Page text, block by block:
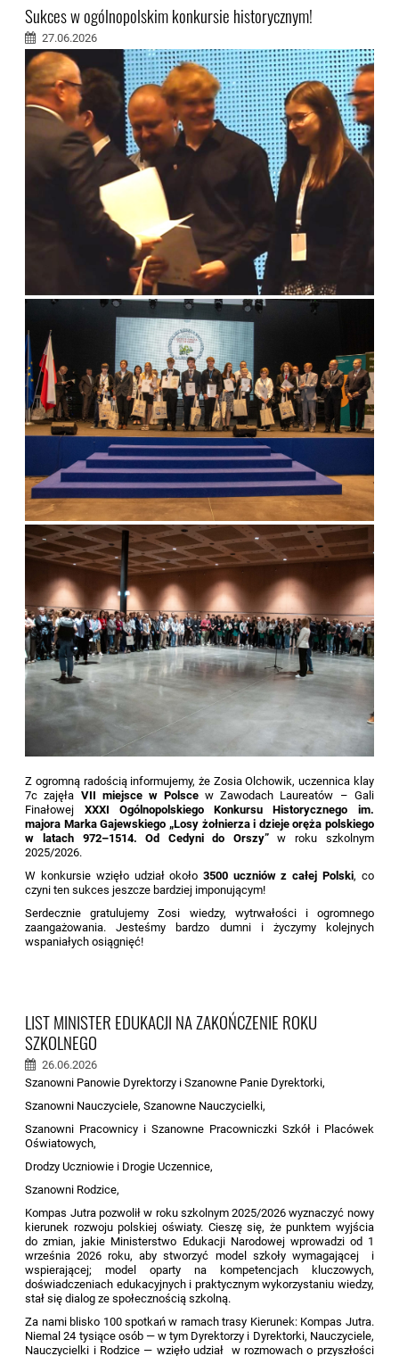
Sukces w ogólnopolskim konkursie historycznym!
27.06.2026
Z ogromną radością informujemy, że Zosia Olchowik, uczennica klay
7c zajęła VII miejsce w Polsce w Zawodach Laureatów – Gali
Finałowej XXXI Ogólnopolskiego Konkursu Historycznego im.
majora Marka Gajewskiego „Losy żołnierza i dzieje oręża polskiego
w latach 972–1514. Od Cedyni do Orszy”w roku szkolnym
2025/2026.
W konkursie wzięło udział około 3500 uczniów z całej Polski, co
czyni ten sukces jeszcze bardziej imponującym!
Serdecznie gratulujemy Zosi wiedzy, wytrwałości i ogromnego
zaangażowania. Jesteśmy bardzo dumni i życzymy kolejnych
wspaniałych osiągnięć!
LIST MINISTER EDUKACJI NA ZAKOŃCZENIE ROKU
SZKOLNEGO
26.06.2026
Szanowni Panowie Dyrektorzy i Szanowne Panie Dyrektorki,
Szanowni Nauczyciele, Szanowne Nauczycielki,
Szanowni Pracownicy i Szanowne Pracowniczki Szkół i Placówek
Oświatowych,
Drodzy Uczniowie i Drogie Uczennice,
Szanowni Rodzice,
Kompas Jutra pozwolił w roku szkolnym 2025/2026 wyznaczyć nowy
kierunek rozwoju polskiej oświaty. Cieszę się, że punktem wyjścia
do zmian, jakie Ministerstwo Edukacji Narodowej wprowadzi od 1
września 2026 roku, aby stworzyć model szkoły wymagającej i
wspierającej; model oparty na kompetencjach kluczowych,
doświadczeniach edukacyjnych i praktycznym wykorzystaniu wiedzy,
stał się dialog ze społecznością szkolną.
Za nami blisko 100 spotkań w ramach trasy Kierunek: Kompas Jutra.
Niemal 24 tysiące osób — w tym Dyrektorzy i Dyrektorki, Nauczyciele,
Nauczycielki i Rodzice — wzięło udział w rozmowach o przyszłości